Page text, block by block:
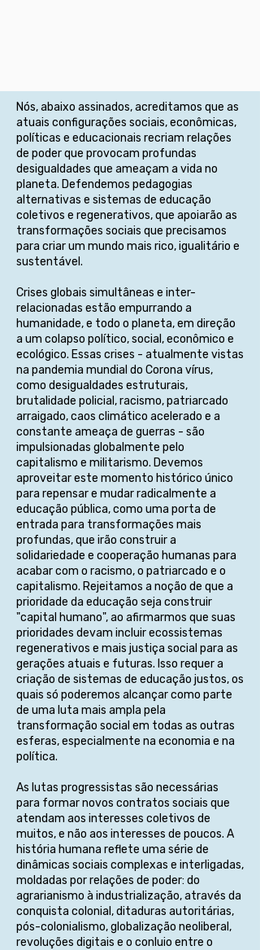
Nós, abaixo assinados, acreditamos que as
atuais configurações sociais, econômicas,
políticas e educacionais recriam relações
de poder que provocam profundas
desigualdades que ameaçam a vida no
planeta. Defendemos pedagogias
alternativas e sistemas de educação
coletivos e regenerativos, que apoiarão as
transformações sociais que precisamos
para criar um mundo mais rico, igualitário e
sustentável.
Crises globais simultâneas e inter-
relacionadas estão empurrando a
humanidade, e todo o planeta, em direção
a um colapso político, social, econômico e
ecológico. Essas crises - atualmente vistas
na pandemia mundial do Corona vírus,
como desigualdades estruturais,
brutalidade policial, racismo, patriarcado
arraigado, caos climático acelerado e a
constante ameaça de guerras - são
impulsionadas globalmente pelo
capitalismo e militarismo. Devemos
aproveitar este momento histórico único
para repensar e mudar radicalmente a
educação pública, como uma porta de
entrada para transformações mais
profundas, que irão construir a
solidariedade e cooperação humanas para
acabar com o racismo, o patriarcado e o
capitalismo. Rejeitamos a noção de que a
prioridade da educação seja construir
"capital humano", ao afirmarmos que suas
prioridades devam incluir ecossistemas
regenerativos e mais justiça social para as
gerações atuais e futuras. Isso requer a
criação de sistemas de educação justos, os
quais só poderemos alcançar como parte
de uma luta mais ampla pela
transformação social em todas as outras
esferas, especialmente na economia e na
política.
As lutas progressistas são necessárias
para formar novos contratos sociais que
atendam aos interesses coletivos de
muitos, e não aos interesses de poucos. A
história humana reflete uma série de
dinâmicas sociais complexas e interligadas,
moldadas por relações de poder: do
agrarianismo à industrialização, através da
conquista colonial, ditaduras autoritárias,
pós-colonialismo, globalização neoliberal,
revoluções digitais e o conluio entre o